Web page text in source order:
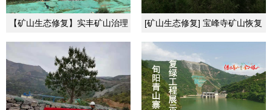
【矿山生态修复】实丰矿山治理
工程
[矿山生态修复] 宝峰寺矿山恢复
绿化工程